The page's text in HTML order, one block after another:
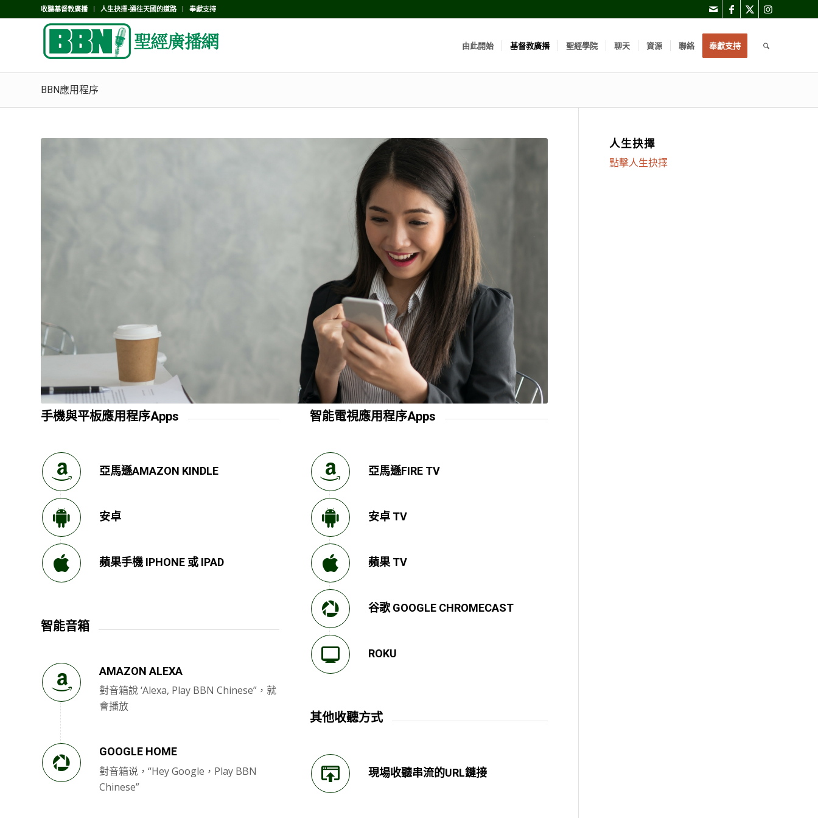
收聽基督教廣播 人生抉擇-通往天國的道路 奉獻支持
由此開始 基督教廣播 聖經學院 聊天 資源 聯絡 奉獻支持
BBN應用程序
手機與平板應用程序Apps
亞馬遜AMAZON KINDLE
安卓
蘋果手機 IPHONE 或 IPAD
智能音箱
AMAZON ALEXA
對音箱說 ‘Alexa, Play BBN Chinese”，就
會播放
GOOGLE HOME
對音箱说，“Hey Google，Play BBN
Chinese”
智能電視應用程序Apps
亞馬遜FIRE TV
安卓 TV
蘋果 TV
谷歌 GOOGLE CHROMECAST
ROKU
其他收聽方式
現場收聽串流的URL鏈接
人生抉擇
點擊人生抉擇